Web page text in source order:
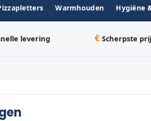
Warmhouden Hygiëne
levering Scherpste